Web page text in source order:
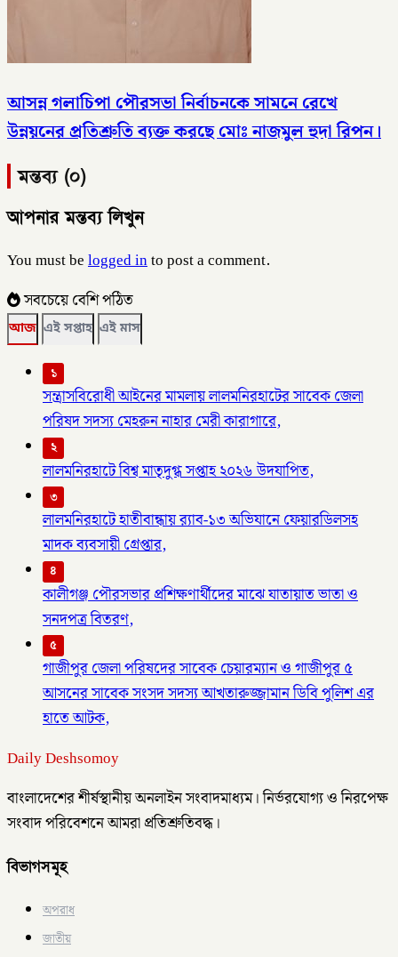
আসন্ন গলাচিপা পৌরসভা নির্বাচনকে সামনে রেখে
উন্নয়নের প্রতিশ্রুতি ব্যক্ত করছে মোঃ নাজমুল হুদা রিপন।
মন্তব্য (০)
আপনার মন্তব্য লিখুন
You must belogged into post a comment.
সবচেয়ে বেশি পঠিত
আজ এই সপ্তাহ এই মাস
১
সন্ত্রাসবিরোধী আইনের মামলায় লালমনিরহাটের সাবেক জেলা
পরিষদ সদস্য মেহরুন নাহার মেরী কারাগারে,
২
লালমনিরহাটে বিশ্ব মাতৃদুগ্ধ সপ্তাহ ২০২৬ উদযাপিত,
৩
লালমনিরহাটে হাতীবান্ধায় র‌্যাব-১৩ অভিযানে ফেয়ারডিলসহ
মাদক ব্যবসায়ী গ্রেপ্তার,
৪
কালীগঞ্জ পৌরসভার প্রশিক্ষণার্থীদের মাঝে যাতায়াত ভাতা ও
সনদপত্র বিতরণ,
৫
গাজীপুর জেলা পরিষদের সাবেক চেয়ারম্যান ও গাজীপুর ৫
আসনের সাবেক সংসদ সদস্য আখতারুজ্জামান ডিবি পুলিশ এর
হাতে আটক,
Daily Deshsomoy
বাংলাদেশের শীর্ষস্থানীয় অনলাইন সংবাদমাধ্যম। নির্ভরযোগ্য ও নিরপেক্ষ
সংবাদ পরিবেশনে আমরা প্রতিশ্রুতিবদ্ধ।
বিভাগসমূহ
অপরাধ
জাতীয়